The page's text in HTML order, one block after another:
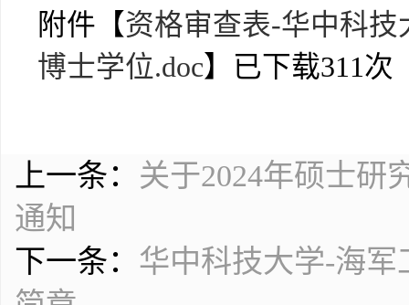
附件【资格审查表-华中科技
博士学位.doc】已下载311次
上一条： 关于2024年硕士研
通知
下一条： 华中科技大学-海军